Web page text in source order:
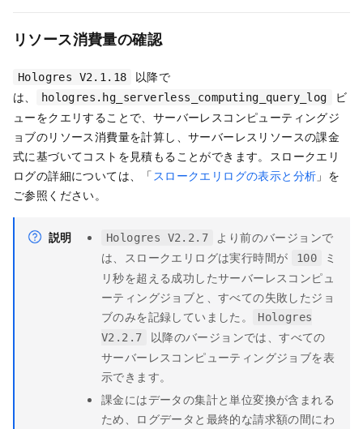
リソース消費量の確認
Hologres V2.1.18
以降で
は、
hologres.hg_serverless_computing_query_log
ビ
ューをクエリすることで、サーバーレスコンピューティングジ
ョブのリソース消費量を計算し、サーバーレスリソースの課金
式に基づいてコストを見積もることができます。スロークエリ
ログの詳細については、「スロークエリログの表示と分析 」を
ご参照ください。
説明 Hologres V2.2.7
より前のバージョンで
は、スロークエリログは実行時間が
100
ミ
リ秒を超える成功したサーバーレスコンピュ
ーティングジョブと、すべての失敗したジョ
ブのみを記録していました。
Hologres
V2.2.7
以降のバージョンでは、すべての
サーバーレスコンピューティングジョブを表
示できます。
課金にはデータの集計と単位変換が含まれる
ため、ログデータと最終的な請求額の間にわ